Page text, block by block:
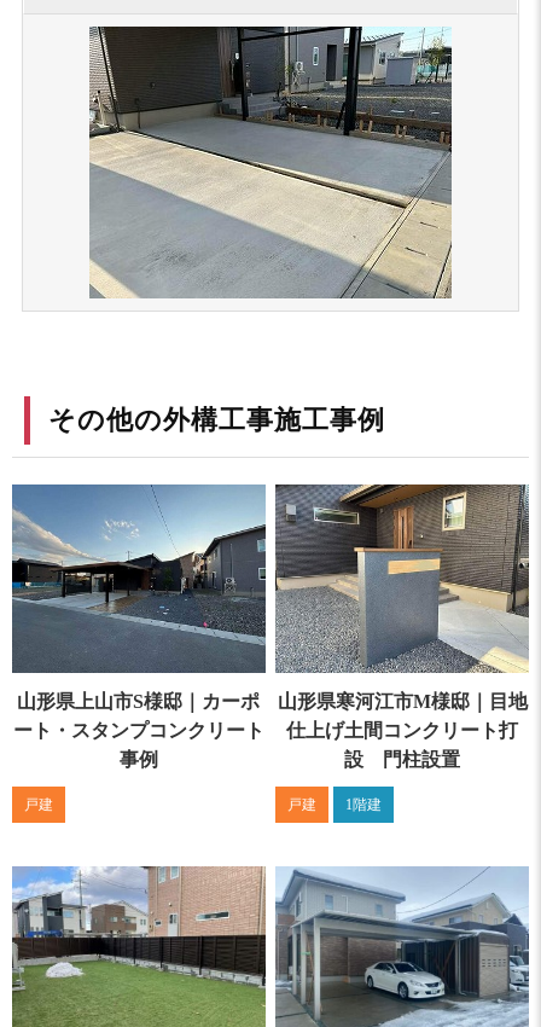
その他の外構工事施工事例
山形県上山市S様邸｜カーポ
ート・スタンプコンクリート
事例
戸建
山形県寒河江市M様邸｜目地
仕上げ土間コンクリート打
設 門柱設置
戸建 1階建